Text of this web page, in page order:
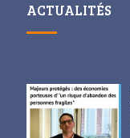
ACTUALITÉS